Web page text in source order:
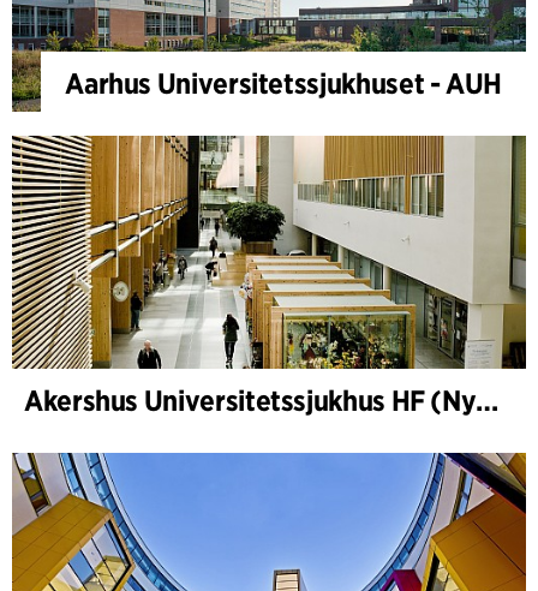
Aarhus Universitetssjukhuset - AUH
Akershus Universitetssjukhus HF (Nye Ahus)